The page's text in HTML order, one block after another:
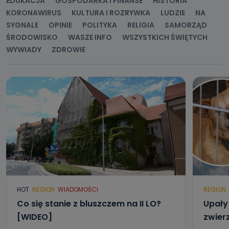
kontaktowy, adres korespondencyjny. Odbiorcą Pastwa
danych osobowych są pracownicy i współpracownicy
biznesowej działalności.
Jak skontaktować się z inspektorem
e-mailowo pod adresem: poczta@tvproart.pl
KORONAWIRUS
KULTURA I ROZRYWKA LUDZIE
NA
SYGNALE
OPINIE POLITYKA RELIGIA
SAMORZĄD
ŚRODOWISKO
WASZE INFO
WSZYSTKICH ŚWIĘTYCH
WYWIADY
ZDROWIE
HOT REGION WIADOMOŚCI
Co się stanie z bluszczem na II LO?
[WIDEO]
REGION